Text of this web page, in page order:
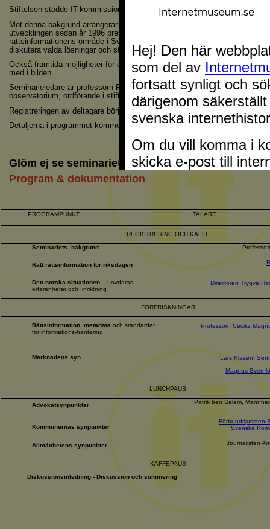
Stiftelsen stödde IT-kommissionens förslag i en skrivelse till regeringen i
Mot denna bakgrund arrangerar nu nämnda organisationer ett seminarium
utvecklingen sedan år 1996 presenteras. Seminariet ska visa vad som
rättsinformationens område i Sverige sedan år 1996 och även ge
diskutera valda lösningar och strategier.
Också framtida möjligheter för den elektroniska rättsinformationen
med i bilden.
Seminarieledare är professorn Peter Seipel, ord­förande i IT-
observato­rium, ordförande i stiftelsen och föreståndare för Institutet för
Registreringen av deltagare börjar kl. 09.00.
Detaljerna i program­met kommer att meddelas senare.
Glöm ej se seminariet på webbTV - se nyhetsidan
Program & dokumentation
PROGRAMPUNKT TALARE
REGISTRERING OCH KAFFE
Seminariets
bakgrund
Rätt rättsinformation för riksdagen
Den norska situationen - Lovdatas
erfarenheter och
inriktning
Direktören Trygve
FÖRFRISKNINGAR
Rättsinformation, metadata och standarder
för informations-hantering
Professorn Cecilia
Marknadens syn
Lars Klasén,
Magnus
LUNCHPAUS
Advokatsynpunkter Patrik ben Salem,
Kommunernas synpunkter
Förbundsjuristen
Svenska
Allmänhetens synpunkter Journalisten
KAFFEPAUS
Diskussionsinledning - Diskussion och summering